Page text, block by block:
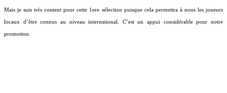
Mais je suis très content pour cette 1ere sélection puisque cela permettra à nous les joueurs
locaux d’être connus au niveau international. C’est un appui considérable pour notre
promotion.